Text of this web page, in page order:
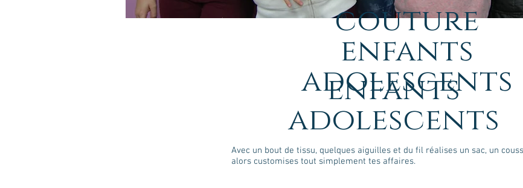
enfants
adolescents
couture
enfants
adolescents
Avec un bout de tissu, quelques aiguilles et du fil réalises un sac, un
alors customises tout simplement tes affaires.